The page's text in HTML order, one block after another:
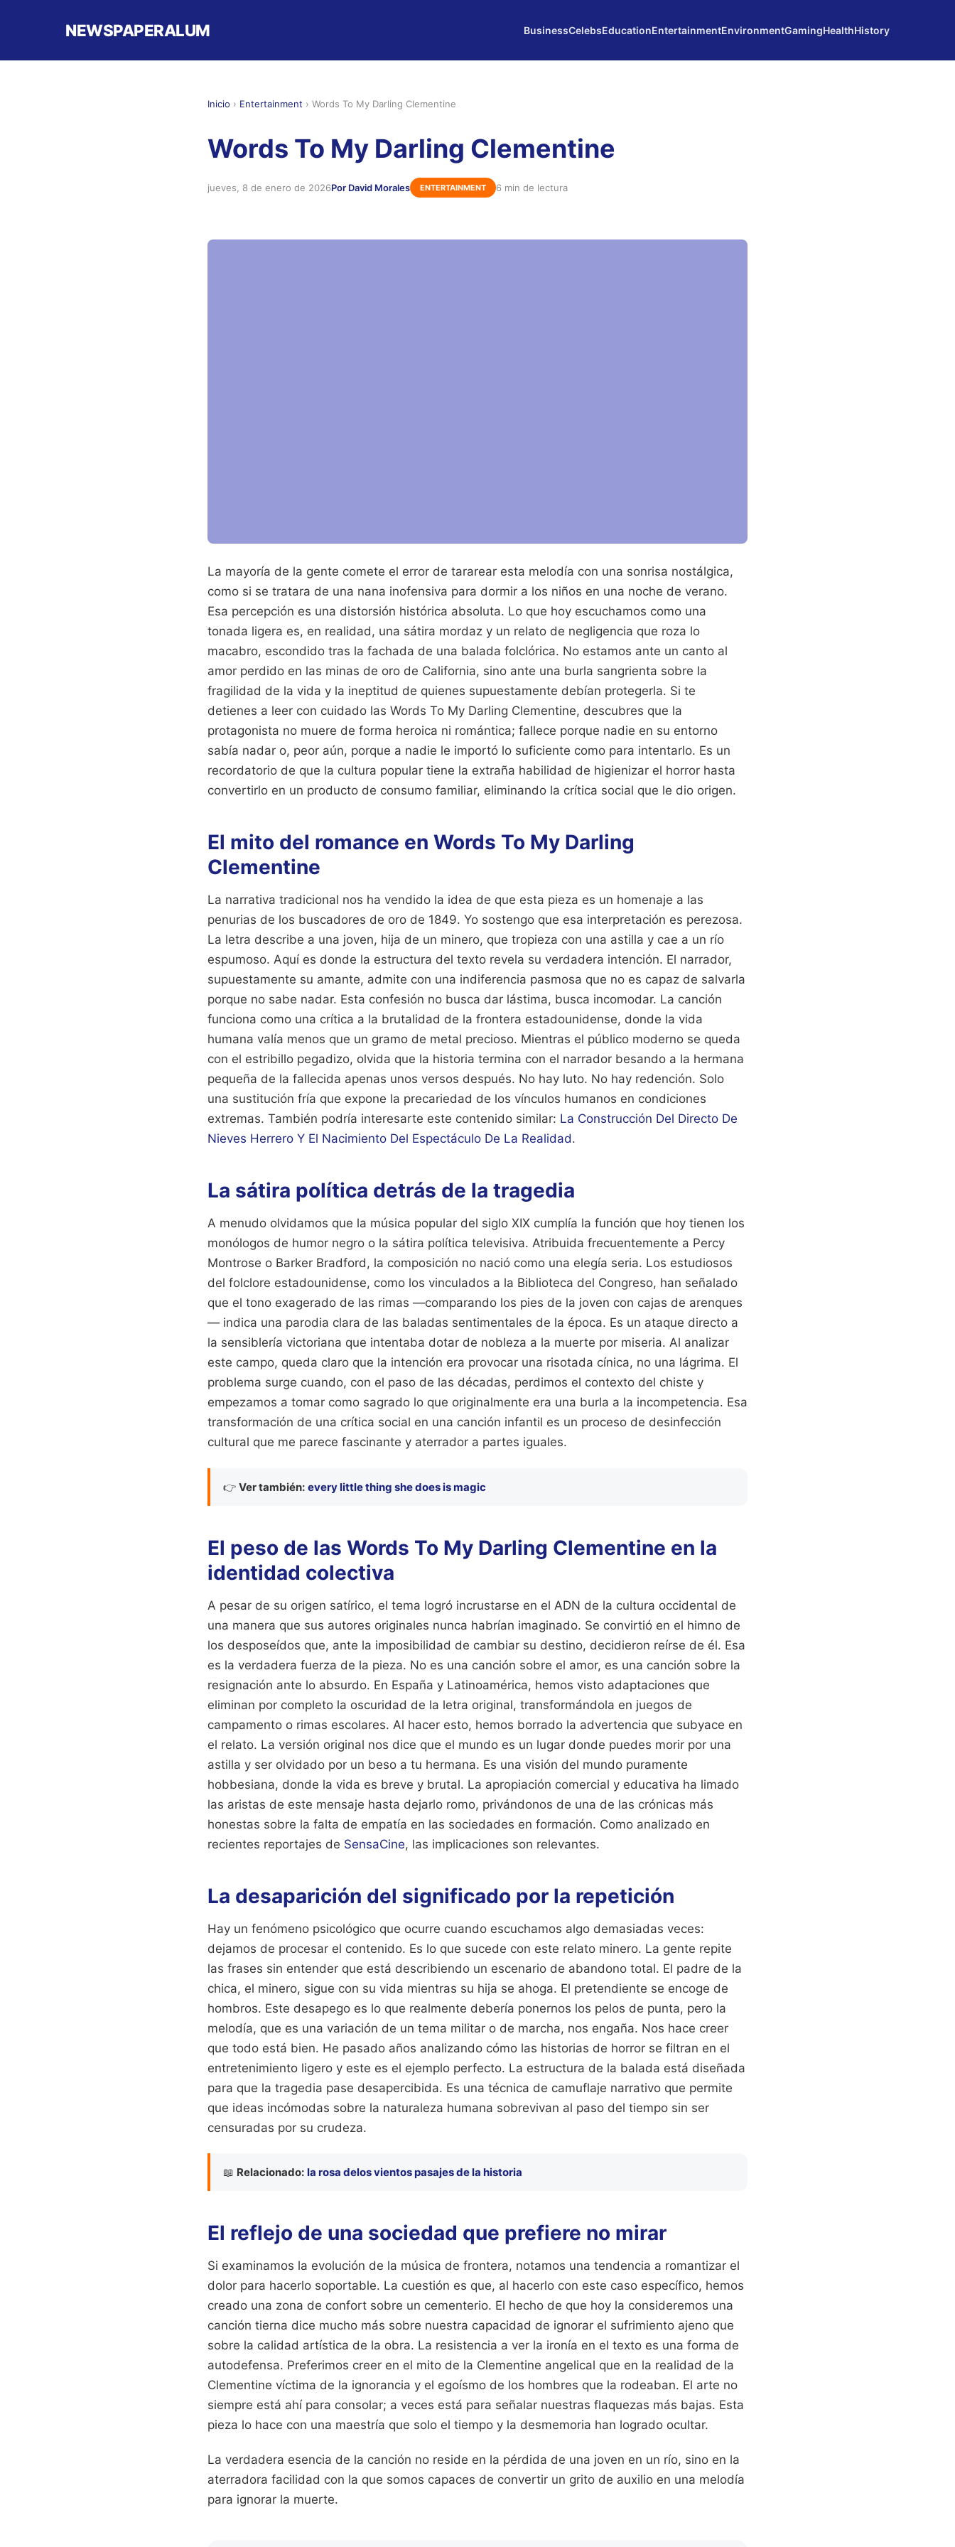
NEWSPAPERALUM BusinessCelebsEducationEntertainmentEnvironmentGamingHealthHistory
Inicio › Entertainment › Words To My Darling Clementine
Words To My Darling Clementine
jueves, 8 de enero de 2026Por David Morales ENTERTAINMENT 6 min de lectura
La mayoría de la gente comete el error de tararear esta melodía con una sonrisa nostálgica,
como si se tratara de una nana inofensiva para dormir a los niños en una noche de verano.
Esa percepción es una distorsión histórica absoluta. Lo que hoy escuchamos como una
tonada ligera es, en realidad, una sátira mordaz y un relato de negligencia que roza lo
macabro, escondido tras la fachada de una balada folclórica. No estamos ante un canto al
amor perdido en las minas de oro de California, sino ante una burla sangrienta sobre la
fragilidad de la vida y la ineptitud de quienes supuestamente debían protegerla. Si te
detienes a leer con cuidado las Words To My Darling Clementine, descubres que la
protagonista no muere de forma heroica ni romántica; fallece porque nadie en su entorno
sabía nadar o, peor aún, porque a nadie le importó lo suficiente como para intentarlo. Es un
recordatorio de que la cultura popular tiene la extraña habilidad de higienizar el horror hasta
convertirlo en un producto de consumo familiar, eliminando la crítica social que le dio origen.
El mito del romance en Words To My Darling
Clementine
La narrativa tradicional nos ha vendido la idea de que esta pieza es un homenaje a las
penurias de los buscadores de oro de 1849. Yo sostengo que esa interpretación es perezosa.
La letra describe a una joven, hija de un minero, que tropieza con una astilla y cae a un río
espumoso. Aquí es donde la estructura del texto revela su verdadera intención. El narrador,
supuestamente su amante, admite con una indiferencia pasmosa que no es capaz de salvarla
porque no sabe nadar. Esta confesión no busca dar lástima, busca incomodar. La canción
funciona como una crítica a la brutalidad de la frontera estadounidense, donde la vida
humana valía menos que un gramo de metal precioso. Mientras el público moderno se queda
con el estribillo pegadizo, olvida que la historia termina con el narrador besando a la hermana
pequeña de la fallecida apenas unos versos después. No hay luto. No hay redención. Solo
una sustitución fría que expone la precariedad de los vínculos humanos en condiciones
extremas. También podría interesarte este contenido similar: La Construcción Del Directo De
Nieves Herrero Y El Nacimiento Del Espectáculo De La Realidad.
La sátira política detrás de la tragedia
A menudo olvidamos que la música popular del siglo XIX cumplía la función que hoy tienen los
monólogos de humor negro o la sátira política televisiva. Atribuida frecuentemente a Percy
Montrose o Barker Bradford, la composición no nació como una elegía seria. Los estudiosos
del folclore estadounidense, como los vinculados a la Biblioteca del Congreso, han señalado
que el tono exagerado de las rimas —comparando los pies de la joven con cajas de arenques
— indica una parodia clara de las baladas sentimentales de la época. Es un ataque directo a
la sensiblería victoriana que intentaba dotar de nobleza a la muerte por miseria. Al analizar
este campo, queda claro que la intención era provocar una risotada cínica, no una lágrima. El
problema surge cuando, con el paso de las décadas, perdimos el contexto del chiste y
empezamos a tomar como sagrado lo que originalmente era una burla a la incompetencia. Esa
transformación de una crítica social en una canción infantil es un proceso de desinfección
cultural que me parece fascinante y aterrador a partes iguales.
👉 Ver también: every little thing she does is magic
El peso de las Words To My Darling Clementine en la
identidad colectiva
A pesar de su origen satírico, el tema logró incrustarse en el ADN de la cultura occidental de
una manera que sus autores originales nunca habrían imaginado. Se convirtió en el himno de
los desposeídos que, ante la imposibilidad de cambiar su destino, decidieron reírse de él. Esa
es la verdadera fuerza de la pieza. No es una canción sobre el amor, es una canción sobre la
resignación ante lo absurdo. En España y Latinoamérica, hemos visto adaptaciones que
eliminan por completo la oscuridad de la letra original, transformándola en juegos de
campamento o rimas escolares. Al hacer esto, hemos borrado la advertencia que subyace en
el relato. La versión original nos dice que el mundo es un lugar donde puedes morir por una
astilla y ser olvidado por un beso a tu hermana. Es una visión del mundo puramente
hobbesiana, donde la vida es breve y brutal. La apropiación comercial y educativa ha limado
las aristas de este mensaje hasta dejarlo romo, privándonos de una de las crónicas más
honestas sobre la falta de empatía en las sociedades en formación. Como analizado en
recientes reportajes de SensaCine, las implicaciones son relevantes.
La desaparición del significado por la repetición
Hay un fenómeno psicológico que ocurre cuando escuchamos algo demasiadas veces:
dejamos de procesar el contenido. Es lo que sucede con este relato minero. La gente repite
las frases sin entender que está describiendo un escenario de abandono total. El padre de la
chica, el minero, sigue con su vida mientras su hija se ahoga. El pretendiente se encoge de
hombros. Este desapego es lo que realmente debería ponernos los pelos de punta, pero la
melodía, que es una variación de un tema militar o de marcha, nos engaña. Nos hace creer
que todo está bien. He pasado años analizando cómo las historias de horror se filtran en el
entretenimiento ligero y este es el ejemplo perfecto. La estructura de la balada está diseñada
para que la tragedia pase desapercibida. Es una técnica de camuflaje narrativo que permite
que ideas incómodas sobre la naturaleza humana sobrevivan al paso del tiempo sin ser
censuradas por su crudeza.
📖 Relacionado: la rosa delos vientos pasajes de la historia
El reflejo de una sociedad que prefiere no mirar
Si examinamos la evolución de la música de frontera, notamos una tendencia a romantizar el
dolor para hacerlo soportable. La cuestión es que, al hacerlo con este caso específico, hemos
creado una zona de confort sobre un cementerio. El hecho de que hoy la consideremos una
canción tierna dice mucho más sobre nuestra capacidad de ignorar el sufrimiento ajeno que
sobre la calidad artística de la obra. La resistencia a ver la ironía en el texto es una forma de
autodefensa. Preferimos creer en el mito de la Clementine angelical que en la realidad de la
Clementine víctima de la ignorancia y el egoísmo de los hombres que la rodeaban. El arte no
siempre está ahí para consolar; a veces está para señalar nuestras flaquezas más bajas. Esta
pieza lo hace con una maestría que solo el tiempo y la desmemoria han logrado ocultar.
La verdadera esencia de la canción no reside en la pérdida de una joven en un río, sino en la
aterradora facilidad con la que somos capaces de convertir un grito de auxilio en una melodía
para ignorar la muerte.